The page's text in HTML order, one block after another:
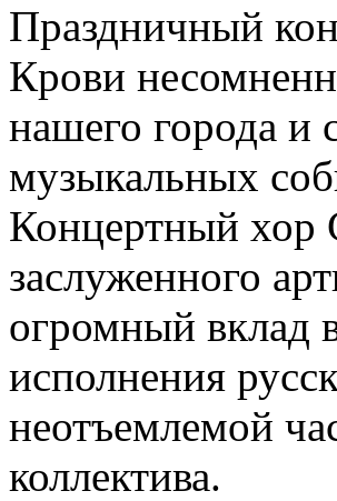
Праздничный
Крови
нашего города и
музыкальных
Концертный хор
заслуженного
огромный вклад
исполнения
неотъемлемой
коллектива.